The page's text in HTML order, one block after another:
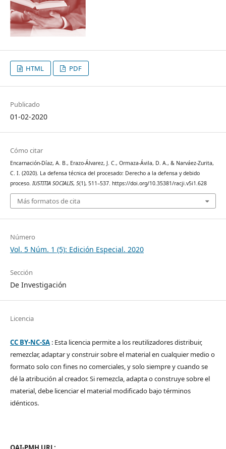
HTML PDF
Publicado
01-02-2020
Cómo citar
Encarnación-Díaz, A. B., Erazo-Álvarez, J. C., Ormaza-Ávila, D. A., & Narváez-Zurita,
C. I. (2020). La defensa técnica del procesado: Derecho a la defensa y debido
proceso. IUSTITIA SOCIALIS, 5(1), 511–537. https://doi.org/10.35381/racji.v5i1.628
Más formatos de cita
Número
Vol. 5 Núm. 1 (5): Edición Especial. 2020
Sección
De Investigación
Licencia
CC BY-NC-SA: Esta licencia permite a los reutilizadores distribuir,
remezclar, adaptar y construir sobre el material en cualquier medio o
formato solo con fines no comerciales, y solo siempre y cuando se
dé la atribución al creador. Si remezcla, adapta o construye sobre el
material, debe licenciar el material modificado bajo términos
idénticos.